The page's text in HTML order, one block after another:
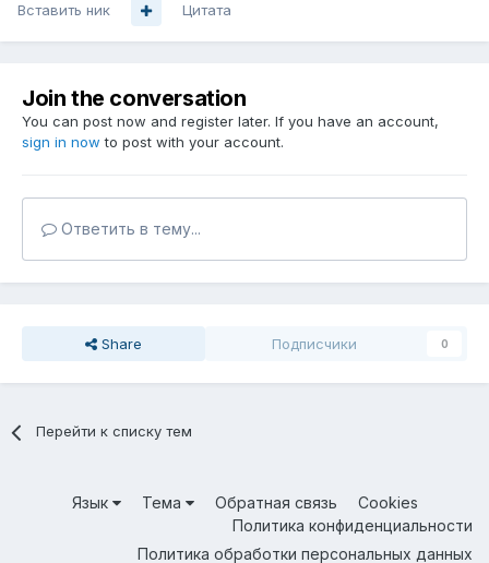
Вставить ник Цитата
Join the conversation
You can post now and register later. If you have an account,
sign in now to post with your account.
Ответить в тему...
Share Подписчики 0
Перейти к списку тем
Язык Тема Обратная связь
Cookies
Политика конфиденциальности
Политика обработки персональных данных